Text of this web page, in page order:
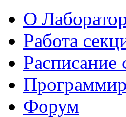
О
Работа
Расписание
Форум